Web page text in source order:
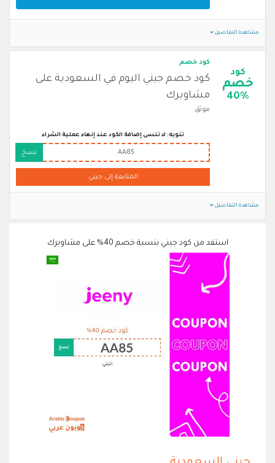
مشاهدة التفاصيل
كود
خصم
40%
كود خصم
كود خصم جيني اليوم في السعودية على
مشاويرك
موثق
تنويه: لا تنسى إضافة الكود عند إنهاء عملية الشراء
AA85 نسخ
المتابعة إلى جيني
مشاهدة التفاصيل
استفد من كود جيني بنسبة خصم 40% على مشاويرك